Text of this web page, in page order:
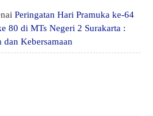
Peringatan Hari Pramuka ke-64
80 di MTs Negeri 2 Surakarta :
Kebersamaan